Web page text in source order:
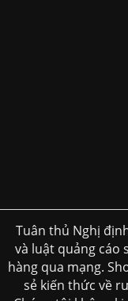
Tuân thủ Nghị
và luật quảng cáo
hàng qua mạng.
sẻ kiến thức về